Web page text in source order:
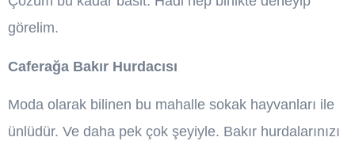
görelim.
Caferağa Bakır Hurdacısı
Moda olarak bilinen bu mahalle sokak hayvanları ile
ünlüdür. Ve daha pek çok şeyiyle. Bakır hurdalarınızı